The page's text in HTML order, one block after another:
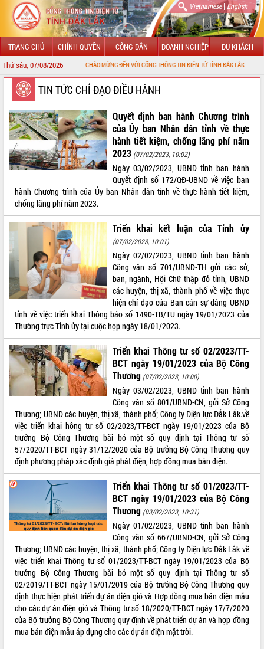
Vietnamese| English
TRANG CHỦ CHÍNH QUYỀN CÔNG DÂN DOANH NGHIỆP DU KHÁCH
Thứ sáu, 07/08/2026CHÀO MỪNG ĐẾN VỚI CỔNG THÔNG TIN ĐIỆN TỬ TỈNH ĐẮK LẮK
GIỚI THIỆU
LÃNH ĐẠO UBND TỈNH
TIN TỨC SỰ KIỆN
SỞ, BAN, NGÀNH
THÔNG TIN CHỈ ĐẠO ĐIỀU HÀNH
HỆ THỐNG VĂN BẢN
VĂN BẢN HĐND TỈNH
ĐIỂM TIN VĂN BẢN
VIDEO
Không có file video nào để phát.
ALBUM ẢNH
TIN TỨC CHỈ ĐẠO ĐIỀU HÀNH
Quyết định ban hành Chương trình
của Ủy ban Nhân dân tỉnh về thực
hành tiết kiệm, chống lãng phí năm
2023 (07/02/2023, 10:02)
Ngày 03/02/2023, UBND tỉnh ban hành
Quyết định số 172/QĐ-UBND về việc ban
hành Chương trình của Ủy ban Nhân dân tỉnh về thực hành tiết kiệm,
chống lãng phí năm 2023.
Triển khai kết luận của Tỉnh ủy
(07/02/2023, 10:01)
Ngày 02/02/2023, UBND tỉnh ban hành
Công văn số 701/UBND-TH gửi các sở,
ban, ngành, Hội Chữ thập đỏ tỉnh, UBND
các huyện, thị xã, thành phố về việc thực
hiện chỉ đạo của Ban cán sự đảng UBND
tỉnh về việc triển khai Thông báo số 1490-TB/TU ngày 19/01/2023 của
Thường trực Tỉnh ủy tại cuộc họp ngày 18/01/2023.
Triển khai Thông tư số 02/2023/TT-
BCT ngày 19/01/2023 của Bộ Công
Thương (07/02/2023, 10:00)
Ngày 03/02/2023, UBND tỉnh ban hành
Công văn số 801/UBND-CN, gửi Sở Công
Thương; UBND các huyện, thị xã, thành phố; Công ty Điện lực Đắk Lắk.về
việc triển khai hông tư số 02/2023/TT-BCT ngày 19/01/2023 của Bộ
trưởng Bộ Công Thương bãi bỏ một số quy định tại Thông tư số
57/2020/TT-BCT ngày 31/12/2020 của Bộ trưởng Bộ Công Thương quy
định phương pháp xác định giá phát điện, hợp đồng mua bán điện.
Triển khai Thông tư số 01/2023/TT-
BCT ngày 19/01/2023 của Bộ Công
Thương (03/02/2023, 10:31)
Ngày 01/02/2023, UBND tỉnh ban hành
Công văn số 667/UBND-CN, gửi Sở Công
Thương; UBND các huyện, thị xã, thành phố; Công ty Điện lực Đắk Lắk về
việc triển khai Thông tư số 01/2023/TT-BCT ngày 19/01/2023 của Bộ
trưởng Bộ Công Thương bãi bỏ một số quy định tại Thông tư số
02/2019/TT-BCT ngày 15/01/2019 của Bộ trưởng Bộ Công Thương quy
định thực hiện phát triển dự án điện gió và Hợp đồng mua bán điện mẫu
cho các dự án điện gió và Thông tư số 18/2020/TT-BCT ngày 17/7/2020
của Bộ trưởng Bộ Công Thương quy định về phát triển dự án và hợp đồng
mua bán điện mẫu áp dụng cho các dự án điện mặt trời.